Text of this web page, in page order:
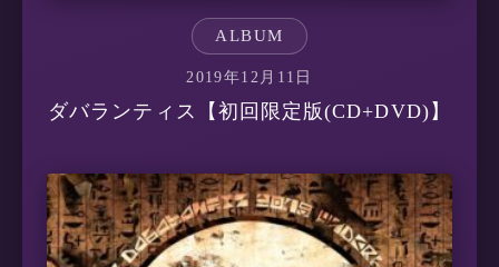
ALBUM
2019年12月11日
ダバランティス【初回限定版(CD+DVD)】